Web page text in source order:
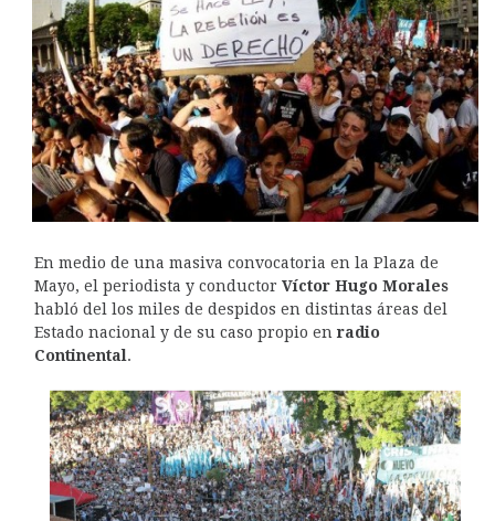
En medio de una masiva convocatoria en la Plaza de
Mayo, el periodista y conductor Víctor Hugo Morales
habló del los miles de despidos en distintas áreas del
Estado nacional y de su caso propio en radio
Continental .